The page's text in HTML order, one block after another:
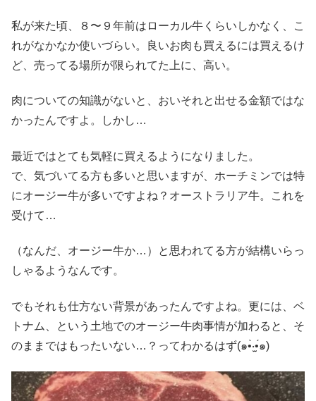
私が来た頃、８〜９年前はローカル牛くらいしかなく、こ
れがなかなか使いづらい。良いお肉も買えるには買えるけ
ど、売ってる場所が限られてた上に、高い。
肉についての知識がないと、おいそれと出せる金額ではな
かったんですよ。しかし…
最近ではとても気軽に買えるようになりました。
で、気づいてる方も多いと思いますが、ホーチミンでは特
にオージー牛が多いですよね？オーストラリア牛。これを
受けて…
（なんだ、オージー牛か…）と思われてる方が結構いらっ
しゃるようなんです。
でもそれも仕方ない背景があったんですよね。更には、ベ
トナム、という土地でのオージー牛肉事情が加わると、そ
のままではもったいない…？ってわかるはず(๑•̀‧̫•́๑)